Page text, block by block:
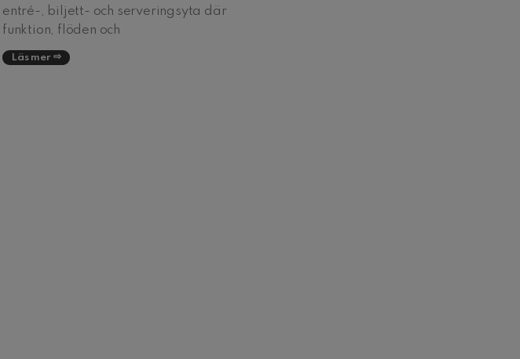
entré-, biljett- och serveringsyta där
funktion, flöden och
Läs mer